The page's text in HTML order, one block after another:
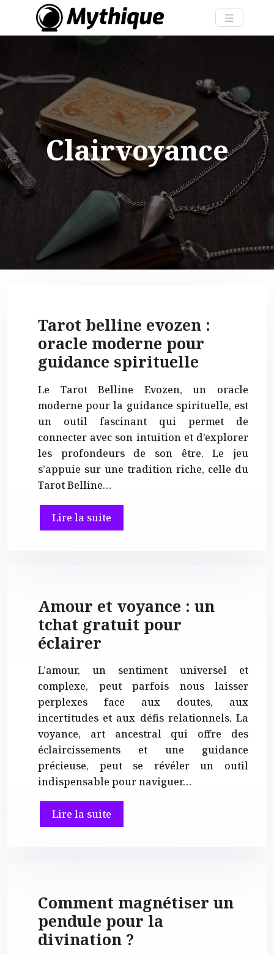
Clairvoyance
Tarot belline evozen :
oracle moderne pour
guidance spirituelle
Le Tarot Belline Evozen, un oracle
moderne pour la guidance spirituelle, est
un outil fascinant qui permet de
connecter avec son intuition et d’explorer
les profondeurs de son être. Le jeu
s’appuie sur une tradition riche, celle du
Tarot Belline…
Lire la suite
Amour et voyance : un
tchat gratuit pour
éclairer
L’amour, un sentiment universel et
complexe, peut parfois nous laisser
perplexes face aux doutes, aux
incertitudes et aux défis relationnels. La
voyance, art ancestral qui offre des
éclaircissements et une guidance
précieuse, peut se révéler un outil
indispensable pour naviguer…
Lire la suite
Comment magnétiser un
pendule pour la
divination ?